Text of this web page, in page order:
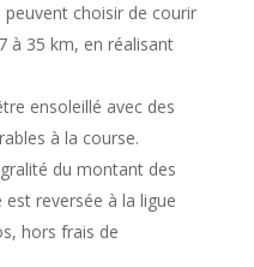
peuvent choisir de courir
à 35 km, en réalisant
ensoleillé avec des
à la course.
du montant des
est reversée à la ligue
hors frais de